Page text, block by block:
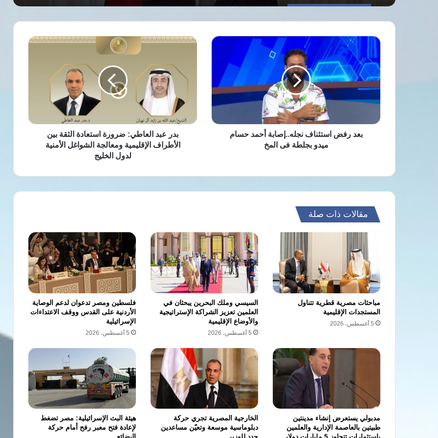
بعد
استئناف
نجله..إصابة
أحمد
حسام
ميدو
فى
بعد رفض استئناف نجله..إصابة أحمد حسام
ميدو بجلطة فى المخ
بدر
ضرورة
الأطراف
الإقليمية
ومعالجة
الشواغل
الخليج
بدر عبد العاطي: ضرورة استعادة الثقة بين
الأطراف الإقليمية ومعالجة الشواغل الأمنية
لدول الخليج
مقالات ذات صلة
مباحثات مصرية قطرية تتناول
المستجدات الإقليمية
5 أغسطس، 2026
السيسي وملك البحرين يبحثان في
العلمين تعزيز الشراكة الإستراتيجية
والأوضاع الإقليمية
5 أغسطس، 2026
فلسطين ومصر تدعوان لدعم الوصاية
الأردنية على القدس ووقف الاعتداءات
الإسرائيلية
5 أغسطس، 2026
مدبولي يستعرض إنشاء مدينتين
طبيتين بالعاصمة الإدارية والعلمين
باستثمارات تتجاوز 5 مليارات دولار
الخارجية المصرية تجري حركة
دبلوماسية موسعة وتعيّن مساعدين
جدد للوزير
هيئة البث الإسرائيلية: مصر تضغط
لإعادة فتح معبر رفح أمام حركة
البضائع